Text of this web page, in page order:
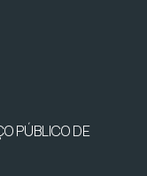
PÚBLICO DE